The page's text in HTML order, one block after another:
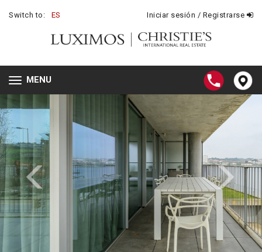
Switch to: ES Iniciar sesión / Registrarse
Toggle
navigation
MENU